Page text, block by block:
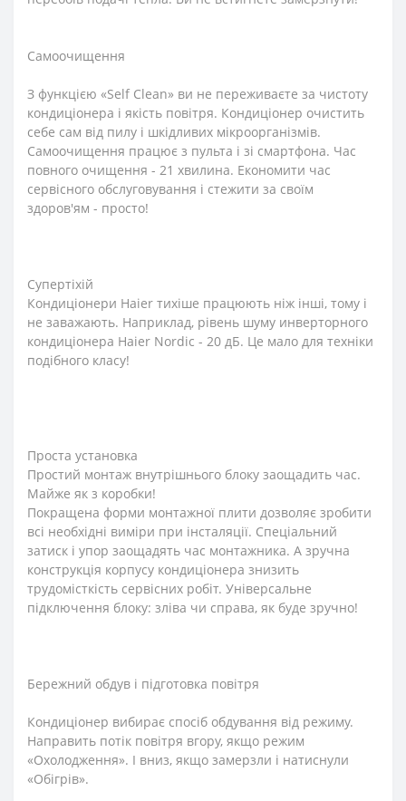
Самоочищення
З функцією «Self Clean» ви не переживаєте за чистоту
кондиціонера і якість повітря. Кондиціонер очистить
себе сам від пилу і шкідливих мікроорганізмів.
Самоочищення працює з пульта і зі смартфона. Час
повного очищення - 21 хвилина. Економити час
сервісного обслуговування і стежити за своїм
здоров'ям - просто!
Супертіхій
Кондиціонери Haier тихіше працюють ніж інші, тому і
не заважають. Наприклад, рівень шуму инверторного
кондиціонера Haier Nordic - 20 дБ. Це мало для техніки
подібного класу!
Проста установка
Простий монтаж внутрішнього блоку заощадить час.
Майже як з коробки!
Покращена форми монтажної плити дозволяє зробити
всі необхідні виміри при інсталяції. Спеціальний
затиск і упор заощадять час монтажника. А зручна
конструкція корпусу кондиціонера знизить
трудомісткість сервісних робіт. Універсальне
підключення блоку: зліва чи справа, як буде зручно!
Бережний обдув і підготовка повітря
Кондиціонер вибирає спосіб обдування від режиму.
Направить потік повітря вгору, якщо режим
«Охолодження». І вниз, якщо замерзли і натиснули
«Обігрів».